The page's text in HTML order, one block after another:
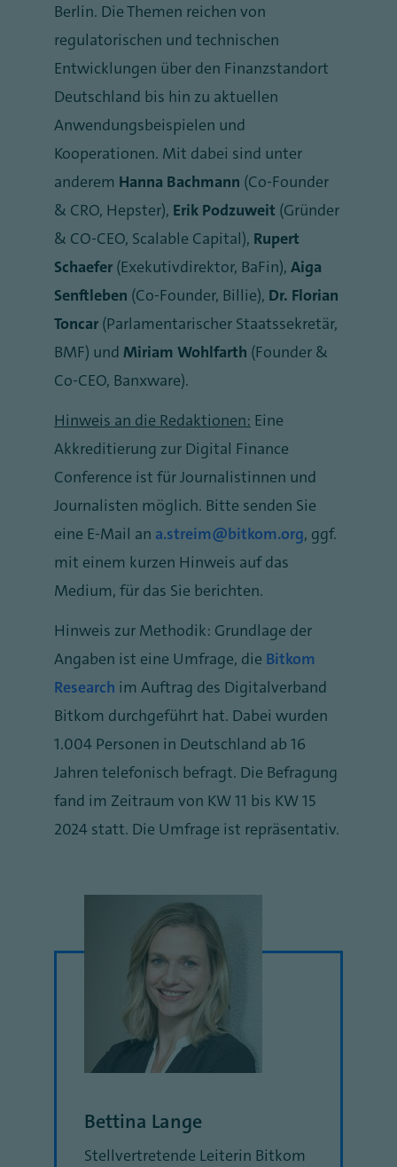
Berlin. Die Themen reichen von
regulatorischen und technischen
Entwicklungen über den Finanzstandort
Deutschland bis hin zu aktuellen
Anwendungsbeispielen und
Kooperationen. Mit dabei sind unter
anderem Hanna Bachmann (Co-Founder
& CRO, Hepster), Erik Podzuweit (Gründer
& CO-CEO, Scalable Capital), Rupert
Schaefer (Exekutivdirektor, BaFin), Aiga
Senftleben (Co-Founder, Billie), Dr. Florian
Toncar (Parlamentarischer Staatssekretär,
BMF) und Miriam Wohlfarth (Founder &
Co-CEO, Banxware).
Hinweis an die Redaktionen: Eine
Akkreditierung zur Digital Finance
Conference ist für Journalistinnen und
Journalisten möglich. Bitte senden Sie
eine E-Mail an a.streim@bitkom.org, ggf.
mit einem kurzen Hinweis auf das
Medium, für das Sie berichten.
Hinweis zur Methodik: Grundlage der
Angaben ist eine Umfrage, die Bitkom
Research im Auftrag des Digitalverband
Bitkom durchgeführt hat. Dabei wurden
1.004 Personen in Deutschland ab 16
Jahren telefonisch befragt. Die Befragung
fand im Zeitraum von KW 11 bis KW 15
2024 statt. Die Umfrage ist repräsentativ.
Bettina Lange
Stellvertretende Leiterin Bitkom